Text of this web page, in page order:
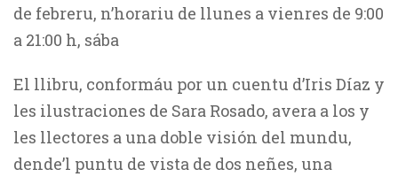
de febreru, n’horariu de llunes a vienres de 9:00
a 21:00 h, sába
El llibru, conformáu por un cuentu d’Iris Díaz y
les ilustraciones de Sara Rosado, avera a los y
les llectores a una doble visión del mundu,
dende’l puntu de vista de dos neñes, una